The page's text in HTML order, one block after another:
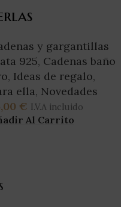
y gargantillas
925, Cadenas baño
, Ideas de regalo,
ella, Novedades
€ I.V.A incluido
Al Carrito